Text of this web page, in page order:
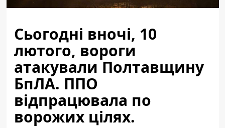
Сьогодні вночі, 10
лютого, вороги
атакували Полтавщину
БпЛА. ППО
відпрацювала по
ворожих цілях.